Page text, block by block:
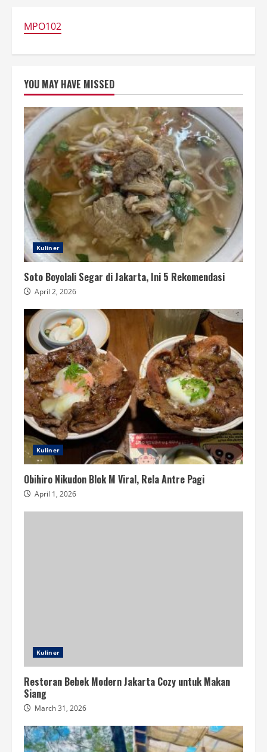
MPO102
YOU MAY HAVE MISSED
Kuliner
Soto Boyolali Segar di Jakarta, Ini 5 Rekomendasi
April 2, 2026
Kuliner
Obihiro Nikudon Blok M Viral, Rela Antre Pagi
April 1, 2026
Kuliner
Restoran Bebek Modern Jakarta Cozy untuk Makan
Siang
March 31, 2026